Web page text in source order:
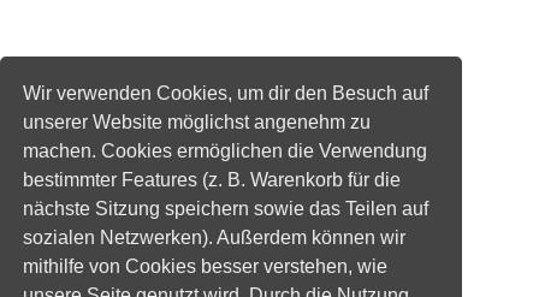
Wir verwenden Cookies, um dir den Besuch auf
unserer Website möglichst angenehm zu
machen. Cookies ermöglichen die Verwendung
bestimmter Features (z. B. Warenkorb für die
nächste Sitzung speichern sowie das Teilen auf
sozialen Netzwerken). Außerdem können wir
mithilfe von Cookies besser verstehen, wie